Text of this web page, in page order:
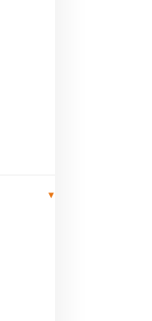
▾